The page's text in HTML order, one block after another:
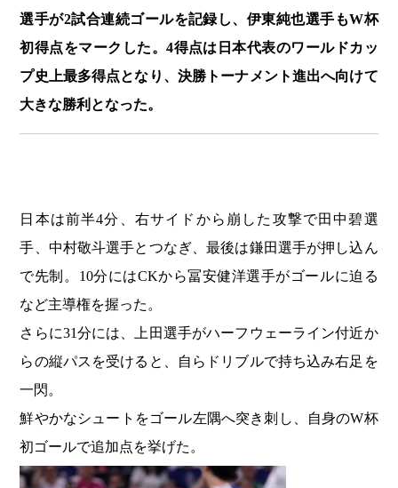
選手が2試合連続ゴールを記録し、伊東純也選手もW杯
初得点をマークした。4得点は日本代表のワールドカッ
プ史上最多得点となり、決勝トーナメント進出へ向けて
大きな勝利となった。
日本は前半4分、右サイドから崩した攻撃で田中碧選
手、中村敬斗選手とつなぎ、最後は鎌田選手が押し込ん
で先制。10分にはCKから冨安健洋選手がゴールに迫る
など主導権を握った。
さらに31分には、上田選手がハーフウェーライン付近か
らの縦パスを受けると、自らドリブルで持ち込み右足を
一閃。
鮮やかなシュートをゴール左隅へ突き刺し、自身のW杯
初ゴールで追加点を挙げた。